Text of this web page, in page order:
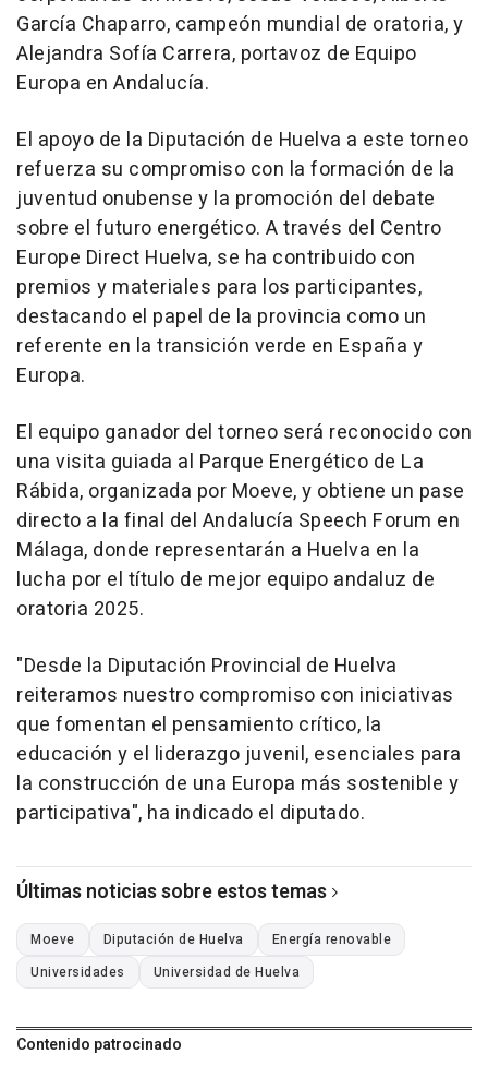
García Chaparro, campeón mundial de oratoria, y
Alejandra Sofía Carrera, portavoz de Equipo
Europa en Andalucía.
El apoyo de la Diputación de Huelva a este torneo
refuerza su compromiso con la formación de la
juventud onubense y la promoción del debate
sobre el futuro energético. A través del Centro
Europe Direct Huelva, se ha contribuido con
premios y materiales para los participantes,
destacando el papel de la provincia como un
referente en la transición verde en España y
Europa.
El equipo ganador del torneo será reconocido con
una visita guiada al Parque Energético de La
Rábida, organizada por Moeve, y obtiene un pase
directo a la final del Andalucía Speech Forum en
Málaga, donde representarán a Huelva en la
lucha por el título de mejor equipo andaluz de
oratoria 2025.
"Desde la Diputación Provincial de Huelva
reiteramos nuestro compromiso con iniciativas
que fomentan el pensamiento crítico, la
educación y el liderazgo juvenil, esenciales para
la construcción de una Europa más sostenible y
participativa", ha indicado el diputado.
Últimas noticias sobre estos temas
Moeve Diputación de Huelva
Energía renovable
Universidades
Universidad de Huelva
Contenido patrocinado